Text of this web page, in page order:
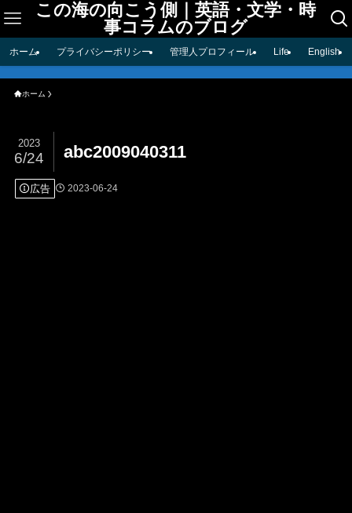
この海の向こう側｜英語・文学・時
事コラムのブログ
ホーム プライバシーポリシー 管理人プロフィール Life English
ホーム
abc2009040311
2023
6/24
広告 2023-06-24